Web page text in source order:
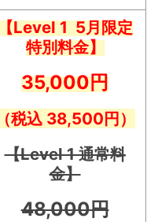
【Level 1 5月限定
特別料金】
35,000円
（税込 38,500円）
【Level 1 通常料
金】
48,000円